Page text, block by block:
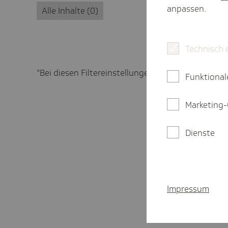
Alle Inhalte 0
"Bei diesen Filtereinstellungen keine Treffer
anpassen.
Technisch
Dienste
Impressum